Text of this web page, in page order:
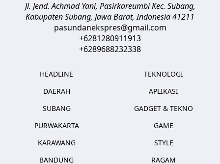
Jl. Jend. Achmad Yani, Pasirkareumbi Kec. Subang,
Kabupaten Subang, Jawa Barat,Indonesia41211
pasundanekspres@gmail.com
+6281280911913
+6289688232338
HEADLINE
DAERAH
SUBANG
PURWAKARTA
KARAWANG
BANDUNG
TEKNOLOGI
APLIKASI
GADGET & TEKNO
GAME
STYLE
RAGAM